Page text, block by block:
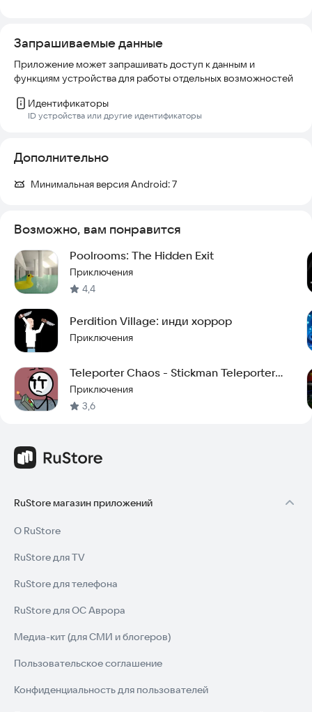
Запрашиваемые данные
Приложение может запрашивать доступ к данным и
функциям устройства для работы отдельных возможностей
Идентификаторы
ID устройства или другие идентификаторы
Дополнительно
Минимальная версия Android:7
Возможно, вам понравится
Poolrooms: The Hidden Exit
Приключения
4,4
Perdition Village: инди хоррор
Приключения
Teleporter Chaos - Stickman Teleporter
Adventure
Приключения
3,6
RuStore магазин приложений
О RuStore
RuStore для TV
RuStore для телефона
RuStore для ОС Аврора
Медиа-кит (для СМИ и блогеров)
Пользовательское соглашение
Конфиденциальность для пользователей